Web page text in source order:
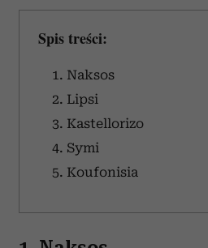
Spis treści:
1. Naksos
2. Lipsi
3. Kastellorizo
4. Symi
5. Koufonisia